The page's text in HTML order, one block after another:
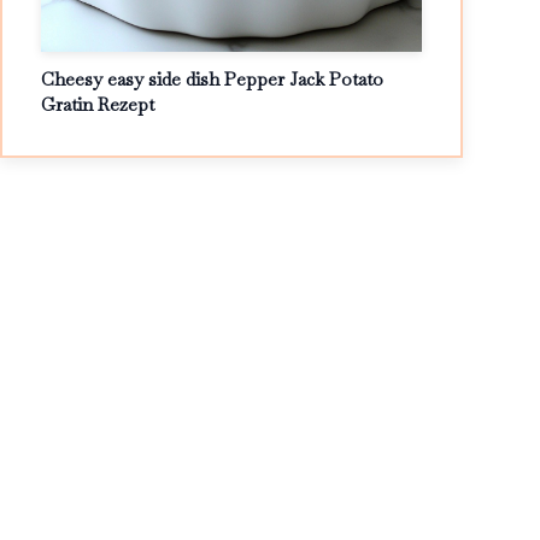
Cheesy easy side dish Pepper Jack Potato
Gratin Rezept